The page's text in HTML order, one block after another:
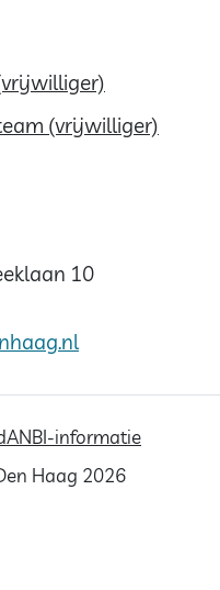
(vrijwilliger)
10
ANBI-informatie
Haag 2026